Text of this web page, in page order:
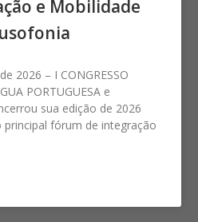
e Mobilidade
2026 – I CONGRESSO
PORTUGUESA e
sua edição de 2026
fórum de integração